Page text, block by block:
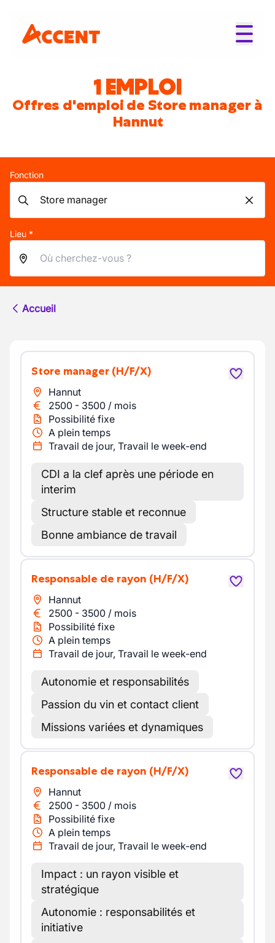
1 EMPLOI
Offres d'emploi de Store manager à
Hannut
Fonction
Lieu *
Accueil
Store manager (H/F/X)
Hannut
2500 - 3500 / mois
Possibilité fixe
A plein temps
Travail de jour, Travail le week-end
CDI a la clef après une période en
interim
Structure stable et reconnue
Bonne ambiance de travail
Responsable de rayon (H/F/X)
Hannut
2500 - 3500 / mois
Possibilité fixe
A plein temps
Travail de jour, Travail le week-end
Autonomie et responsabilités
Passion du vin et contact client
Missions variées et dynamiques
Responsable de rayon (H/F/X)
Hannut
2500 - 3500 / mois
Possibilité fixe
A plein temps
Travail de jour, Travail le week-end
Impact : un rayon visible et
stratégique
Autonomie : responsabilités et
initiative